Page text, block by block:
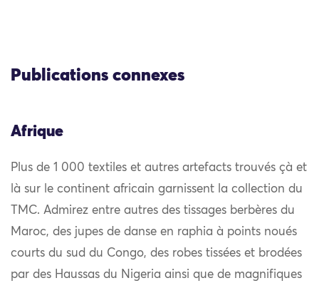
Publications connexes
Afrique
Plus de 1 000 textiles et autres artefacts trouvés çà et
là sur le continent africain garnissent la collection du
TMC. Admirez entre autres des tissages berbères du
Maroc, des jupes de danse en raphia à points noués
courts du sud du Congo, des robes tissées et brodées
par des Haussas du Nigeria ainsi que de magnifiques